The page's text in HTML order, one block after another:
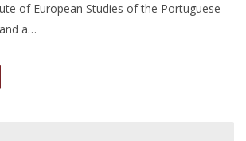
of European Studies of the Portuguese
a